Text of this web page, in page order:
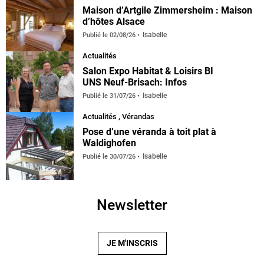
Maison d’Artgile Zimmersheim : Maison
d’hôtes Alsace
Publié le 02/08/26 Isabelle
Actualités
Salon Expo Habitat & Loisirs BI
UNS Neuf-Brisach: Infos
Publié le 31/07/26 Isabelle
default
Actualités , Vérandas
Pose d’une véranda à toit plat à
Waldighofen
Publié le 30/07/26 Isabelle
Newsletter
JE M'INSCRIS